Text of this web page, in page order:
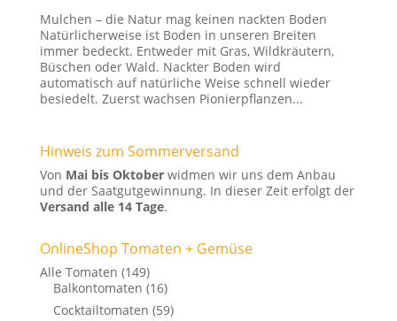
Mulchen – die Natur mag keinen nackten Boden
Natürlicherweise ist Boden in unseren Breiten
immer bedeckt. Entweder mit Gras, Wildkräutern,
Büschen oder Wald. Nackter Boden wird
automatisch auf natürliche Weise schnell wieder
besiedelt. Zuerst wachsen Pionierpflanzen...
Hinweis zum Sommerversand
Von Mai bis Oktoberwidmen wir uns dem Anbau
und der Saatgutgewinnung. In dieser Zeit erfolgt der
Versand alle 14 Tage.
OnlineShop Tomaten + Gemüse
Alle Tomaten (149)
Balkontomaten (16)
Cocktailtomaten (59)